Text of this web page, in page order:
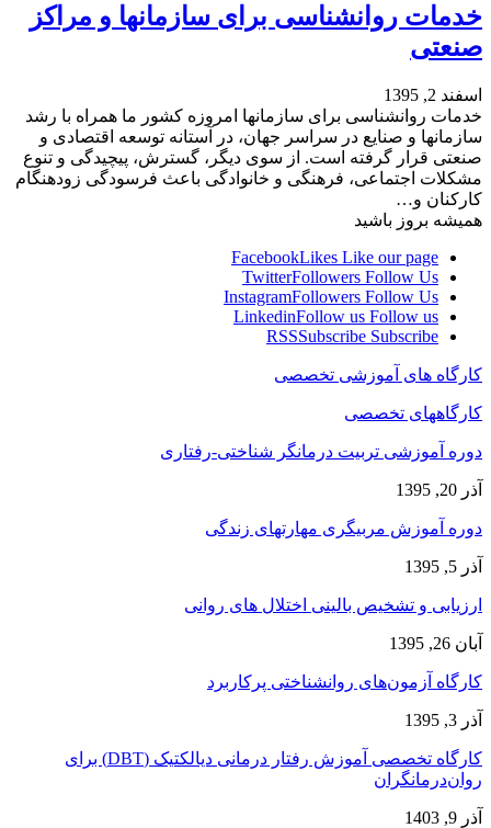
خدمات روانشناسی برای سازمانها و مراکز
صنعتی
اسفند 2, 1395
خدمات روانشناسی برای سازمانها امروزه کشور ما همراه با رشد
سازمان­ها و صنایع در سراسر جهان، در آستانه توسعه اقتصادی و
صنعتی قرار گرفته است. از سوی دیگر، گسترش، پیچیدگی و تنوع
مشکلات اجتماعی، فرهنگی و خانوادگی باعث فرسودگی زودهنگام
کارکنان و…
همیشه بروز باشید
FacebookLikes Like our page
TwitterFollowers Follow Us
InstagramFollowers Follow Us
LinkedinFollow us Follow us
RSSSubscribe Subscribe
کارگاه های آموزشی تخصصی
کارگاههای تخصصی
دوره آموزشی تربیت درمانگر شناختی-رفتاری
آذر 20, 1395
دوره آموزش مربیگری مهارتهای زندگی
آذر 5, 1395
ارزیابی و تشخیص بالینی اختلال های روانی
آبان 26, 1395
کارگاه آزمون‌های روانشناختی پرکاربرد
آذر 3, 1395
کارگاه تخصصی آموزش رفتار درمانی دیالکتیک (DBT) برای
روان‌درمانگران
آذر 9, 1403